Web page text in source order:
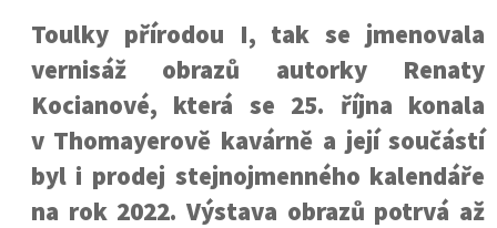
Toulky přírodou I, tak se jmenovala
vernisáž obrazů autorky Renaty
Kocianové, která se 25. října konala
v Thomayerově kavárně a její součástí
byl i prodej stejnojmenného kalendáře
na rok 2022. Výstava obrazů potrvá až